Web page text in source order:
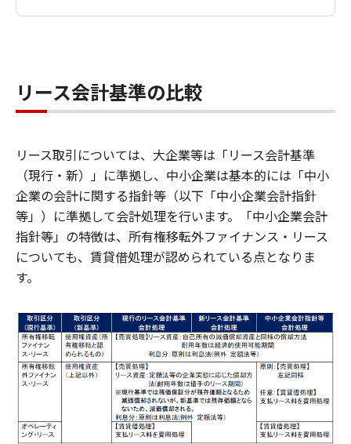
リース会計基準の比較
リース取引については、大企業等は「リース会計基準
（現行・新）」に準拠し、中小企業は基本的には「中小
企業の会計に関する指針等（以下「中小企業会計指針
等」）に準拠して会計処理を行います。「中小企業会計
指針等」の特徴は、所有権移転外ファイナンス・リース
についても、賃貸借処理が認められている点となりま
す。